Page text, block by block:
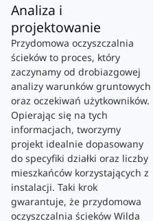
Analiza i
projektowanie
Przydomowa oczyszczalnia
ścieków to proces, który
zaczynamy od drobiazgowej
analizy warunków gruntowych
oraz oczekiwań użytkowników.
Opierając się na tych
informacjach, tworzymy
projekt idealnie dopasowany
do specyfiki działki oraz liczby
mieszkańców korzystających z
instalacji. Taki krok
gwarantuje, że przydomowa
oczyszczalnia ścieków Wilda